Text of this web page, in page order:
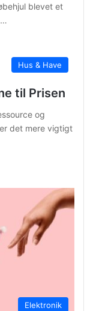
blevet et
Hus & Have
til Prisen
og
det mere vigtigt
Elektronik